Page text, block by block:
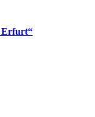
Erfurt“